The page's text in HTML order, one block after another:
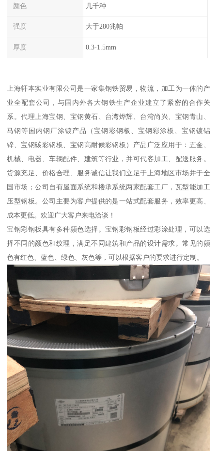
颜色 几千种
强度 大于280兆帕
厚度 0.3-1.5mm
上海轩本实业有限公司是一家集钢铁贸易，物流，加工为一体的产
业全配套公司，与国内外各大钢铁生产企业建立了紧密的合作关
系。代理上海宝钢、宝钢黄石、台湾烨辉、台湾尚兴、宝钢青山、
马钢等国内钢厂涂镀产品（宝钢彩钢板、宝钢彩涂板、宝钢镀铝
锌、宝钢碳彩钢板、宝钢高耐候彩钢板）产品广泛应用于：五金、
机械、电器、车辆配件、建筑等行业，并可代客加工、配送服务。
货源充足、价格合理、服务诚信让我们立足于上海地区市场并于全
国市场；公司自有屋面系统和楼承系统两家配套工厂，瓦型能加工
压型钢板。公司主要为客户提供的是一站式配套服务，效率更高、
成本更低。欢迎广大客户来电洽谈！
宝钢彩钢板具有多种颜色选择。宝钢彩钢板经过彩涂处理，可以选
择不同的颜色和纹理，满足不同建筑和产品的设计需求。常见的颜
色有红色、蓝色、绿色、灰色等，可以根据客户的要求进行定制。